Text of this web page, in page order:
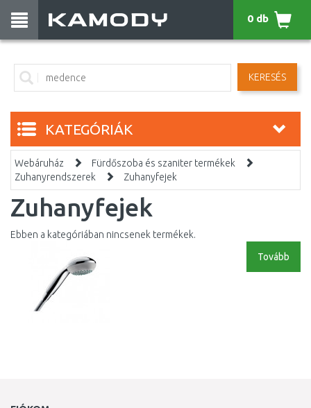
KERESÉS
0 db
KATEGÓRIÁK
Webáruház
Fürdőszoba és szaniter termékek
Zuhanyrendszerek
Zuhanyfejek
Zuhanyfejek
Ebben a kategóriában nincsenek termékek.
Tovább